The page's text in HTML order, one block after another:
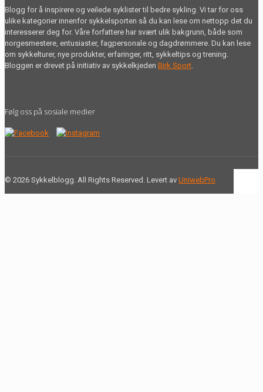
Blogg for å inspirere og veilede syklister til bedre sykling. Vi tar for oss
ulike kategorier innenfor sykkelsporten så du kan lese om nettopp det du
interesserer deg for. Våre forfattere har svært ulik bakgrunn, både som
norgesmestere, entusiaster, fagpersonale og dagdrømmere. Du kan lese
om sykkelturer, nye produkter, erfaringer, ritt, sykkeltips og trening.
Bloggen er drevet på initiativ av sykkelkjeden Birk Sport
Følg oss på sosiale medier
© 2026 Sykkelblogg. All Rights Reserved. Levert av UniwebPro